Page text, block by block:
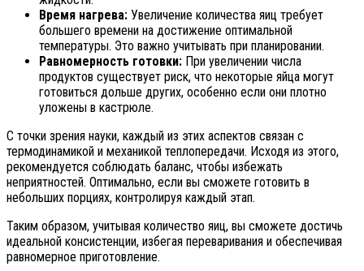
Время нагрева: Увеличение количества яиц требует
большего времени на достижение оптимальной
температуры. Это важно учитывать при планировании.
Равномерность готовки: При увеличении числа
продуктов существует риск, что некоторые яйца могут
готовиться дольше других, особенно если они плотно
уложены в кастрюле.
С точки зрения науки, каждый из этих аспектов связан с
термодинамикой и механикой теплопередачи. Исходя из этого,
рекомендуется соблюдать баланс, чтобы избежать
неприятностей. Оптимально, если вы сможете готовить в
небольших порциях, контролируя каждый этап.
Таким образом, учитывая количество яиц, вы сможете достичь
идеальной консистенции, избегая переваривания и обеспечивая
равномерное приготовление.